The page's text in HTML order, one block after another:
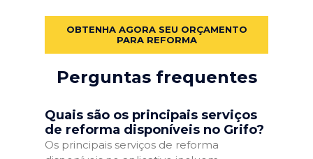
OBTENHA AGORA SEU ORÇAMENTO
PARA REFORMA
Perguntas frequentes
Quais são os principais serviços
de reforma disponíveis no Grifo?
Os principais serviços de reforma